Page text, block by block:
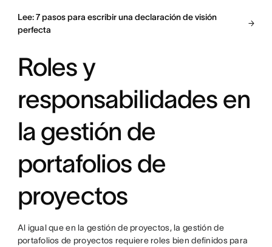
Lee: 7 pasos para escribir una declaración de visión
perfecta
Roles y
responsabilidades en
la gestión de
portafolios de
proyectos
Al igual que en la gestión de proyectos, la gestión de
portafolios de proyectos requiere roles bien definidos para